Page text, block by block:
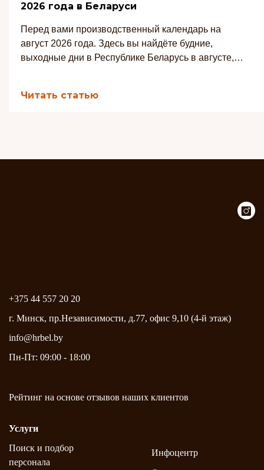
2026 года в Беларуси
Перед вами производственный календарь на
август 2026 года. Здесь вы найдёте будние,
выходные дни в Республике Беларусь в августе, а
Читать статью
+375 44 557 20 20
г. Минск, пр.Независимости, д.77, офис 9,10 (4-й этаж)
info@hrbel.by
Пн-Пт: 09:00 - 18:00
Рейтинг на основе отзывов наших клиентов
Услуги
Поиск и подбор
персонала
Инфоцентр